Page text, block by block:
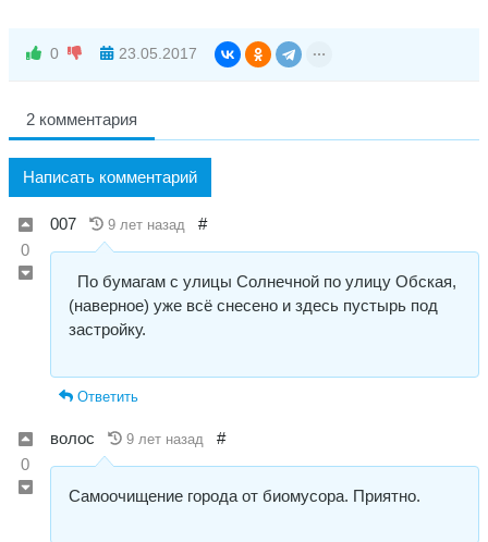
0 23.05.2017
2 комментария
Написать комментарий
0
007 9 лет назад #
По бумагам с улицы Солнечной по улицу Обская,
(наверное) уже всё снесено и здесь пустырь под
застройку.
Ответить
0
волос 9 лет назад #
Самоочищение города от биомусора. Приятно.